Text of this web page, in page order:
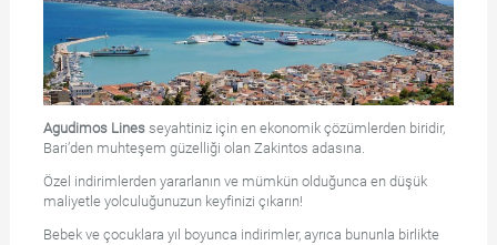
Agudimos Linesseyahtiniz için en ekonomik çözümlerden biridir,
Bari’den muhteşem güzelliği olan Zakintos adasına.
Özel indirimlerden yararlanın ve mümkün olduğunca en düşük
maliyetle yolculuğunuzun keyfinizi çıkarın!
Bebek ve çocuklara yıl boyunca indirimler, ayrıca bununla birlikte